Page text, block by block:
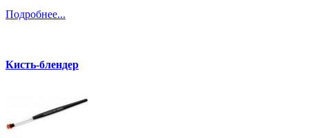
Подробнее...
Кисть-блендер